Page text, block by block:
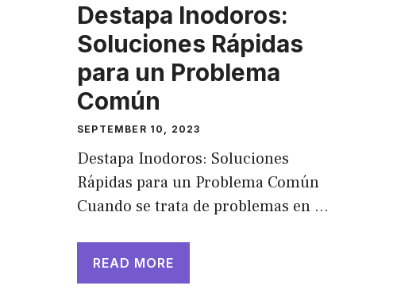
Destapa Inodoros:
Soluciones Rápidas
para un Problema
Común
SEPTEMBER 10, 2023
Destapa Inodoros: Soluciones
Rápidas para un Problema Común
Cuando se trata de problemas en …
READ MORE